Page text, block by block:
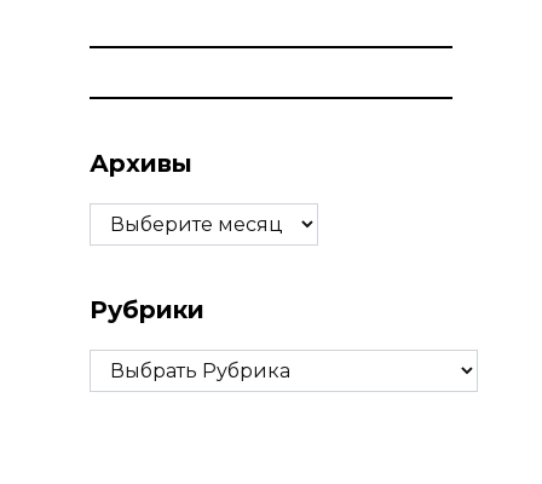
Архивы
Архивы
Рубрики
Рубрики